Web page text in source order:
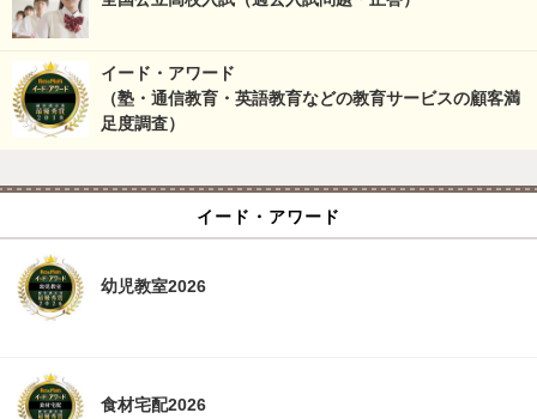
イード・アワード
（塾・通信教育・英語教育などの教育サービスの顧客満
足度調査）
イード・アワード
幼児教室2026
食材宅配2026